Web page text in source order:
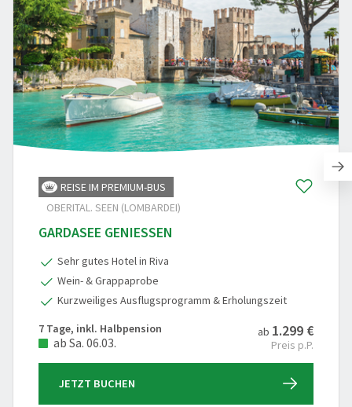
REISE IM PREMIUM-BUS
OBERITAL. SEEN (LOMBARDEI)
GARDASEE GENIESSEN
Sehr gutes Hotel in Riva
Wein- & Grappaprobe
Kurzweiliges Ausflugsprogramm & Erholungszeit
7 Tage, inkl. Halbpension
ab Sa. 06.03.
ab 1.299 €
Preis p.P.
JETZT BUCHEN